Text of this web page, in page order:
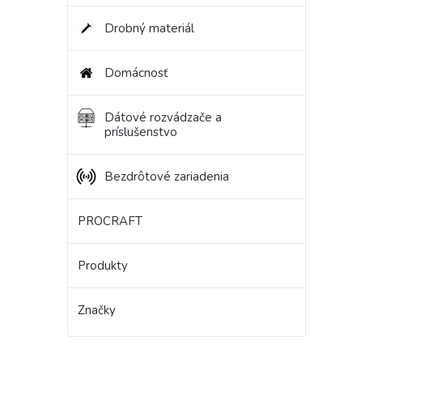
Drobný materiál
Domácnosť
Dátové rozvádzače a
príslušenstvo
Bezdrôtové zariadenia
PROCRAFT
Produkty
Značky